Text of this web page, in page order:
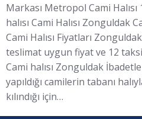
Markası Metropol Cami
halısı Cami Halısı Zonguldak
Cami Halısı Fiyatları
teslimat uygun fiyat ve 12
Cami halısı Zonguldak
yapıldığı camilerin tabanı
kılındığı için…